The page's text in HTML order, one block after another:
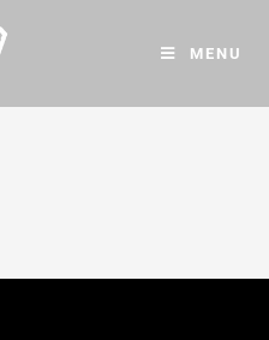
MENU